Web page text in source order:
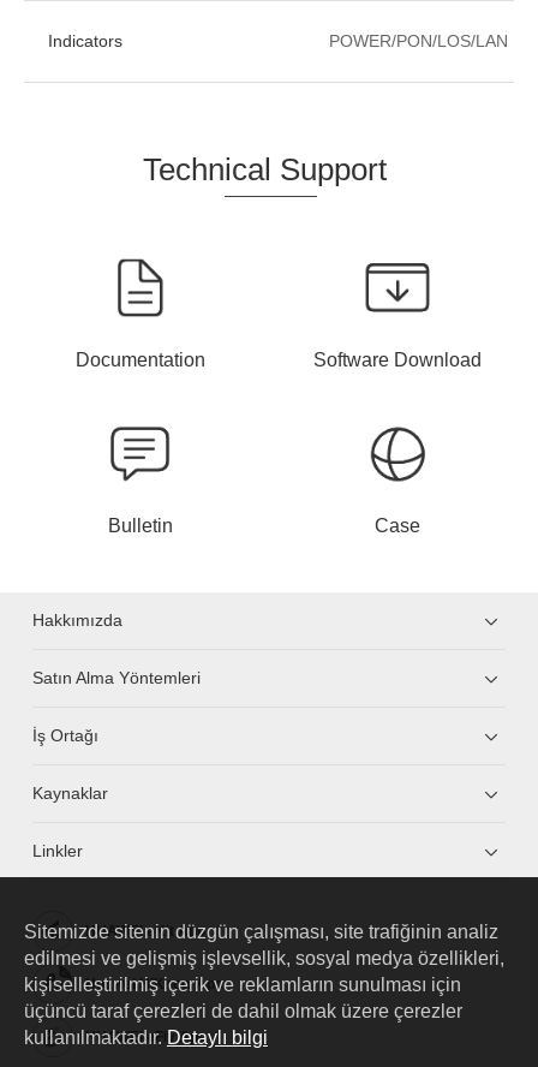
Indicators POWER/PON/LOS/LAN
Technical Support
Documentation Software Download
Bulletin Case
Hakkımızda
Satın Alma Yöntemleri
İş Ortağı
Kaynaklar
Linkler
HUAWEI eKit App
Huawei HiKnow App
HUAWEI eFly App
Sitemizde sitenin düzgün çalışması, site trafiğinin analiz
edilmesi ve gelişmiş işlevsellik, sosyal medya özellikleri,
kişiselleştirilmiş içerik ve reklamların sunulması için
üçüncü taraf çerezleri de dahil olmak üzere çerezler
kullanılmaktadır. Detaylı bilgi